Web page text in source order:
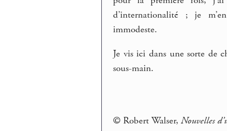
d’internationalité ; je
immodeste.
Je vis ici dans une sorte de
sous-main.
© Robert Walser,Nouvelles